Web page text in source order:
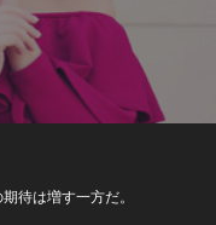
待は増す一方だ。